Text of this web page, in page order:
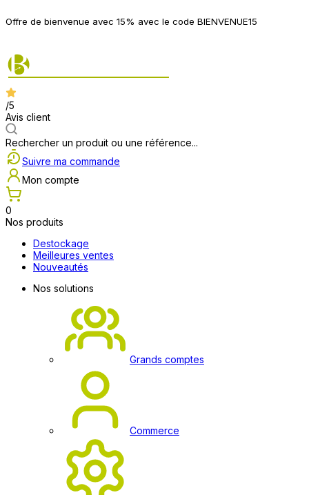
Offre de bienvenue avec 15% avec le code BIENVENUE15
/5
Avis client
Rechercher un produit ou une référence...
Suivre ma commande
Mon compte
0
Nos produits
Destockage
Meilleures ventes
Nouveautés
Nos solutions
Grands comptes
Commerce